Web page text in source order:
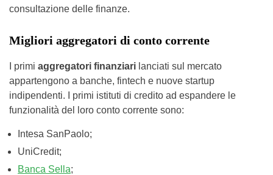
consultazione delle finanze.
Migliori aggregatori di conto corrente
I primi aggregatori finanziari lanciati sul mercato
appartengono a banche, fintech e nuove startup
indipendenti. I primi istituti di credito ad espandere le
funzionalità del loro conto corrente sono:
Intesa SanPaolo;
UniCredit;
Banca Sella;